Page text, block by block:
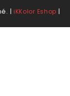
| iKKolor Eshop |